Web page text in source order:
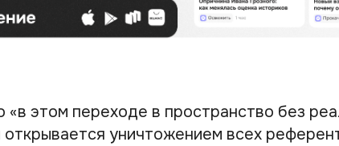
«в этом переходе в пространство без
открывается уничтожением всех